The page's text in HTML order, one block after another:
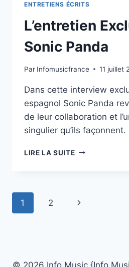
ENTRETIENS ÉCRITS
L’entretien
Sonic Panda
Par Infomusicfrance 11 juillet
Dans cette interview
espagnol Sonic Panda
de leur collaboration et
singulier qu’ils façonnent.
LIRE LA SUITEL’ENTRETIEN
Navigation
1 2
Page
© 2026 Info Music {Info